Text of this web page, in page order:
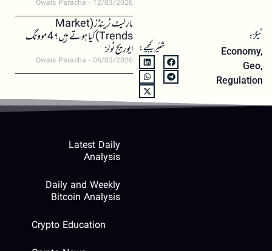
ٹیگز:
Economy,
Geo,
Regulation
شئیر کیجیے:
Owais Paracha 12/03/2026
مارکیٹ ٹرینڈز (Market
Trends) کیا ہوتے ہیں؟ 4 موونگ
ایوریج ٹولز
Owais Paracha 06/03/2026
Latest Daily
Analysis
Daily and Weekly
Bitcoin Analysis
Crypto Education